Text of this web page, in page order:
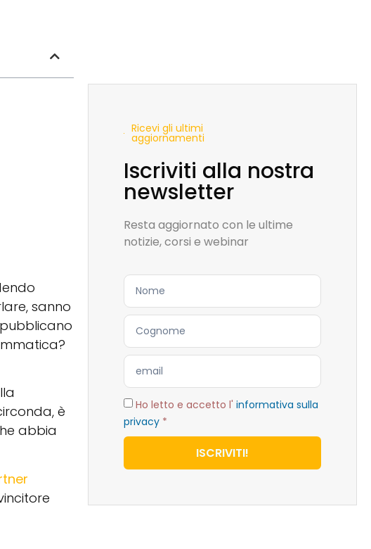
sanno
è
abbia
Ricevi gli ultimi
aggiornamenti
Iscriviti alla nostra
newsletter
Resta aggiornato con le ultime
notizie, corsi e webinar
Ho letto e accetto l' informativa sulla
privacy*
ISCRIVITI!